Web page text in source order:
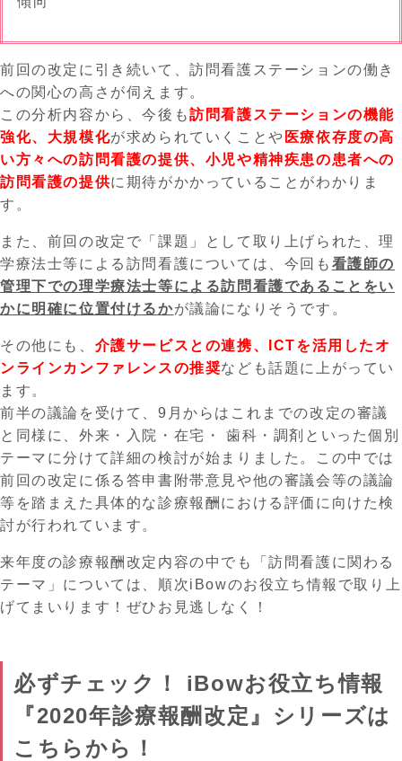
前回の改定に引き続いて、訪問看護ステーションの働き
への関心の高さが伺えます。
この分析内容から、今後も訪問看護ステーションの機能
強化、大規模化が求められていくことや 医療依存度の高
い方々への訪問看護の提供、小児や精神疾患の患者への
訪問看護の提供に期待がかかっていることがわかりま
す。
また、前回の改定で「課題」として取り上げられた、理
学療法士等による訪問看護については、今回も 看護師の
管理下での理学療法士等による訪問看護であることをい
かに明確に位置付けるかが議論になりそうです。
その他にも、 介護サービスとの連携、ICTを活用したオ
ンラインカンファレンスの推奨なども話題に上がってい
ます。
前半の議論を受けて、9月からはこれまでの改定の審議
と同様に、外来・入院・在宅・ 歯科・調剤といった個別
テーマに分けて詳細の検討が始まりました。この中では
前回の改定に係る答申書附帯意見や他の審議会等の議論
等を踏まえた具体的な診療報酬における評価に向けた検
討が行われています。
来年度の診療報酬改定内容の中でも「訪問看護に関わる
テーマ」については、順次iBowのお役立ち情報で取り上
げてまいります！ぜひお見逃しなく！
必ずチェック！ iBowお役立ち情報
『2020年診療報酬改定』シリーズは
こちらから！